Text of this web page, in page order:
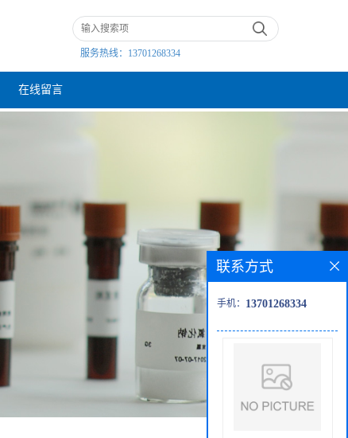
服务热线： 13701268334
在线留言
联系方式
手机： 13701268334